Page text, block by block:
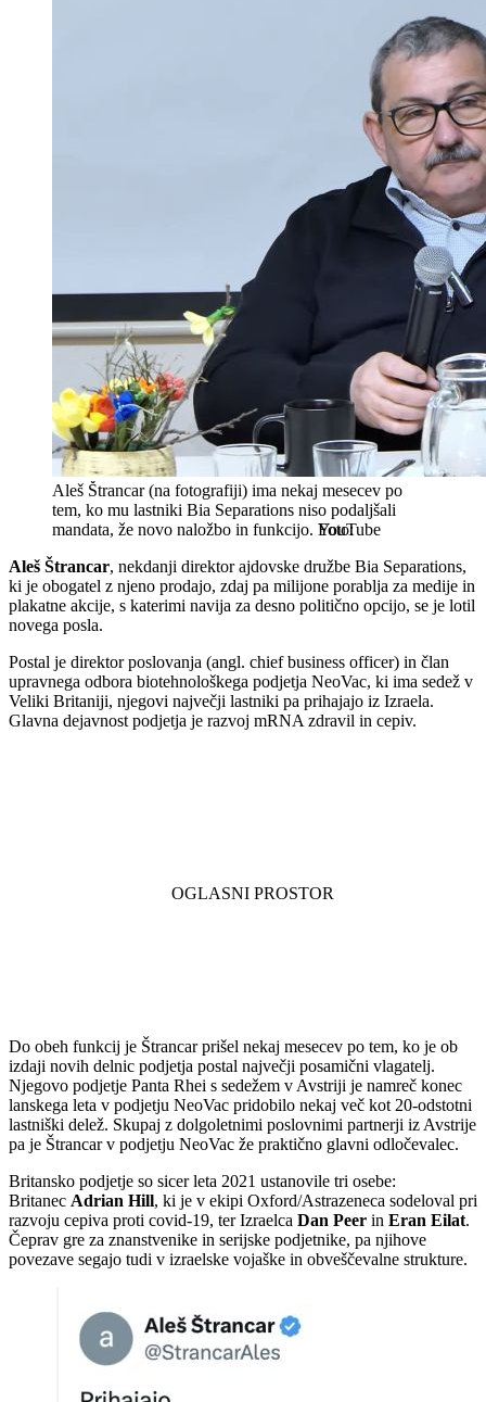
Aleš Štrancar (na fotografiji) ima nekaj mesecev po
tem, ko mu lastniki Bia Separations niso podaljšali
mandata, že novo naložbo in funkcijo. YouTube
Aleš Štrancar, nekdanji direktor ajdovske družbe Bia Separations,
ki je obogatel z njeno prodajo, zdaj pa milijone porablja za medije in
plakatne akcije, s katerimi navija za desno politično opcijo, se je lotil
novega posla.
Postal je direktor poslovanja (angl. chief business officer) in član
upravnega odbora biotehnološkega podjetja NeoVac, ki ima sedež v
Veliki Britaniji, njegovi največji lastniki pa prihajajo iz Izraela.
Glavna dejavnost podjetja je razvoj mRNA zdravil in cepiv.
Do obeh funkcij je Štrancar prišel nekaj mesecev po tem, ko je ob
izdaji novih delnic podjetja postal največji posamični vlagatelj.
Njegovo podjetje Panta Rhei s sedežem v Avstriji je namreč konec
lanskega leta v podjetju NeoVac pridobilo nekaj več kot 20-odstotni
lastniški delež. Skupaj z dolgoletnimi poslovnimi partnerji iz Avstrije
pa je Štrancar v podjetju NeoVac že praktično glavni odločevalec.
Britansko podjetje so sicer leta 2021 ustanovile tri osebe:
Britanec Adrian Hill, ki je v ekipi Oxford/Astrazeneca sodeloval pri
razvoju cepiva proti covid-19, ter Izraelca Dan Peer in Eran Eilat.
Čeprav gre za znanstvenike in serijske podjetnike, pa njihove
povezave segajo tudi v izraelske vojaške in obveščevalne strukture.